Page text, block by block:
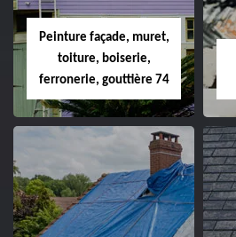
Peinture façade, muret,
toiture, boiserie,
ferronerie, gouttière 74